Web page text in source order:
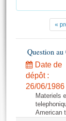
Projets de loi
Propositions
Amendements
Textes adoptés
Rapports
(
Histoire
Juniors
Anciennes
Liens vers
La
Contacts et
Photos
«
Question
Date de
dépôt :
26/06/1986
Materiels
American